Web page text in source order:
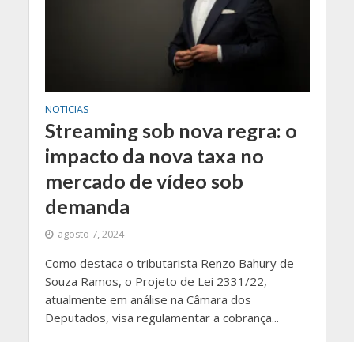
NOTICIAS
Streaming sob nova regra: o
impacto da nova taxa no
mercado de vídeo sob
demanda
agosto 7, 2024
Como destaca o tributarista Renzo Bahury de
Souza Ramos, o Projeto de Lei 2331/22,
atualmente em análise na Câmara dos
Deputados, visa regulamentar a cobrança...